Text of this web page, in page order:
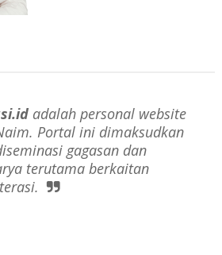
adalah personal website
Portal ini dimaksudkan
gagasan dan
terutama berkaitan